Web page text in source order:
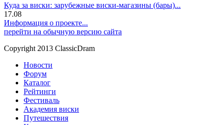
Куда за виски: зарубежные виски-магазины (бары)...
17.08
Информация о проекте...
перейти на обычную версию сайта
Copyright 2013 ClassicDram
Новости
Форум
Каталог
Рейтинги
Фестиваль
Академия виски
Путешествия